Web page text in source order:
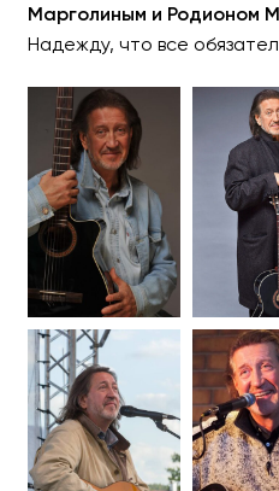
Марголиным и Родионом
Надежду, что все